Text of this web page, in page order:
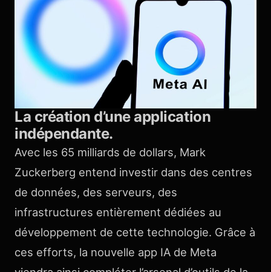
La création d’une application
indépendante.
Avec les 65 milliards de dollars, Mark
Zuckerberg entend investir dans des centres
de données, des serveurs, des
infrastructures entièrement dédiées au
développement de cette technologie. Grâce à
ces efforts, la nouvelle app IA de Meta